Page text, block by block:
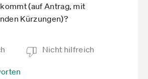
(auf Antrag, mit
Kürzungen)?
Nicht hilfreich